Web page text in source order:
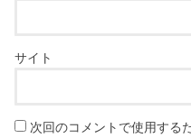
サイト
次回のコメントで使用する